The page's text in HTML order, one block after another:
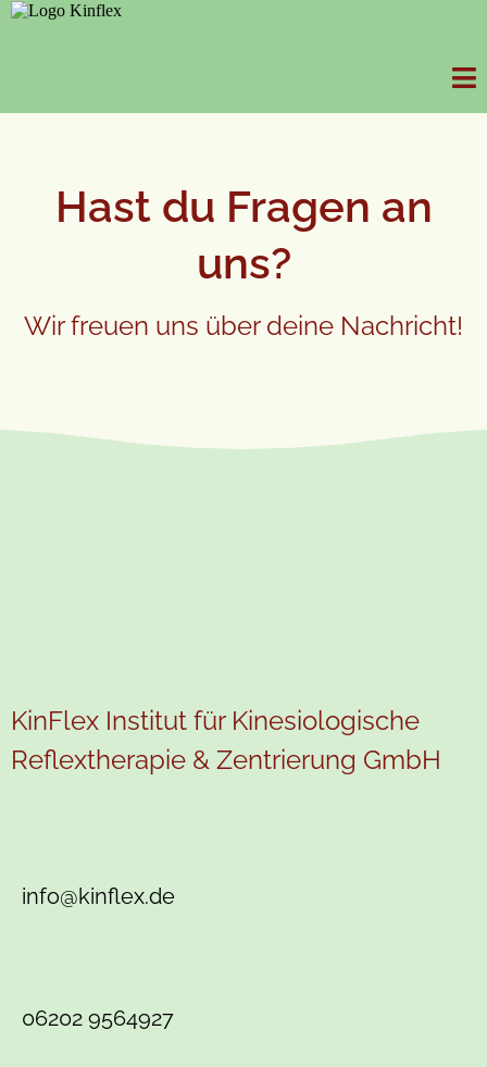
Hast du Fragen an
uns?
Wir freuen uns über deine Nachricht!
KinFlex Institut für Kinesiologische
Reflextherapie & Zentrierung GmbH
info@kinflex.de
06202 9564927